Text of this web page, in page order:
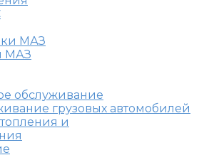
МАЗ
МАЗ
обслуживание
грузовых автомобилей
и